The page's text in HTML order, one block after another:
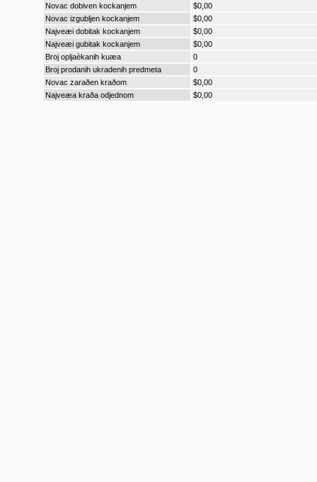
Novac dobiven kockanjem
$0,00
Novac izgubljen kockanjem
$0,00
Najveæi dobitak kockanjem
$0,00
Najveæi gubitak kockanjem
$0,00
Broj opljaèkanih kuæa
0
Broj prodanih ukradenih predmeta
0
Novac zaraðen kraðom
$0,00
Najveæa kraða odjednom
$0,00